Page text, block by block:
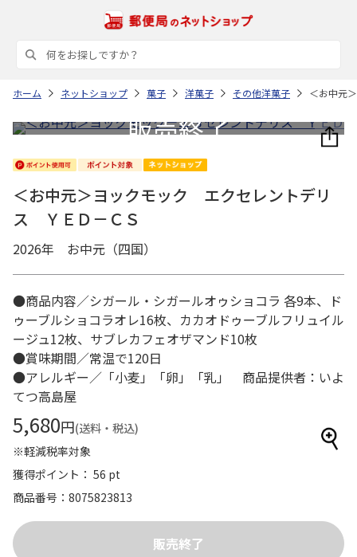
ホーム ネットショップ 菓子 洋菓子 その他洋菓子 ＜お中元
＜お中元＞ヨックモック エクセレントデリ
ス ＹＥＤ－ＣＳ
2026年 お中元（四国）
●商品内容／シガール・シガールオゥショコラ 各9本、ド
ゥーブルショコラオレ16枚、カカオドゥーブルフリュイル
ージュ12枚、サブレカフェオザマンド10枚
●賞味期間／常温で120日
●アレルギー／「小麦」「卵」「乳」 商品提供者：いよ
てつ高島屋
5,680円(送料・税込)
※軽減税率対象
獲得ポイント： 56 pt
商品番号
8075823813